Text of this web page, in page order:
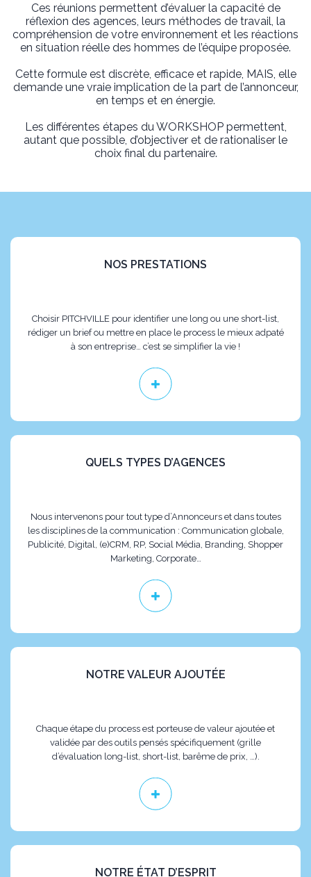
Ces réunions permettent d’évaluer la capacité de
réflexion des agences, leurs méthodes de travail, la
compréhension de votre environnement et les réactions
en situation réelle des hommes de l’équipe proposée.
Cette formule est discrète, efficace et rapide, MAIS, elle
demande une vraie implication de la part de l’annonceur,
en temps et en énergie.
Les différentes étapes du WORKSHOP permettent,
autant que possible, d’objectiver et de rationaliser le
choix final du partenaire.
NOS PRESTATIONS
Choisir PITCHVILLE pour identifier une long ou une short-list,
rédiger un brief ou mettre en place le process le mieux adpaté
à son entreprise… c’est se simplifier la vie !
QUELS TYPES D’AGENCES
Nous intervenons pour tout type d’Annonceurs et dans toutes
les disciplines de la communication : Communication globale,
Publicité, Digital, (e)CRM, RP, Social Média, Branding, Shopper
Marketing, Corporate…
NOTRE VALEUR AJOUTÉE
Chaque étape du process est porteuse de valeur ajoutée et
validée par des outils pensés spécifiquement (grille
d’évaluation long-list, short-list, barême de prix, …).
NOTRE ÉTAT D’ESPRIT